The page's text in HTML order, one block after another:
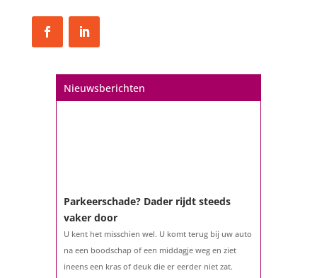
Nieuwsberichten
Parkeerschade? Dader rijdt steeds
vaker door
U kent het misschien wel. U komt terug bij uw auto
na een boodschap of een middagje weg en ziet
ineens een kras of deuk die er eerder niet zat.